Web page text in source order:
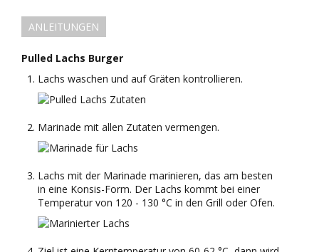
ANLEITUNGEN
Pulled Lachs Burger
Lachs waschen und auf Gräten kontrollieren.
Marinade mit allen Zutaten vermengen.
Lachs mit der Marinade marinieren, das am besten
in eine Konsis-Form. Der Lachs kommt bei einer
Temperatur von 120 - 130 °C in den Grill oder Ofen.